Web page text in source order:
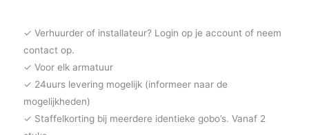
✓ Verhuurder of installateur? Login op je account of neem
contact op.
✓ Voor elk armatuur
✓ 24uurs levering mogelijk (informeer naar de
mogelijkheden)
✓ Staffelkorting bij meerdere identieke gobo’s. Vanaf 2